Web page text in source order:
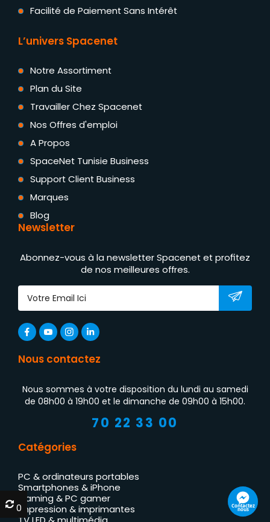
Facilité de Paiement Sans Intérêt
L’univers Spacenet
Notre Assortiment
Plan du Site
Travailler Chez Spacenet
Nos Offres d'emploi
A Propos
SpaceNet Tunisie Business
Support Client Business
Marques
Blog
Newsletter
Abonnez-vous à la newsletter Spacenet et profitez
de nos meilleures offres.
Nous contactez
Nous sommes à votre disposition du lundi au samedi
de 08h00 à 19h00 et le dimanche de 09h00 à 15h00.
70 22 33 00
Catégories
PC & ordinateurs portables
Smartphones & iPhone
Gaming & PC gamer
Impression & imprimantes
Contactez
nous
0
0